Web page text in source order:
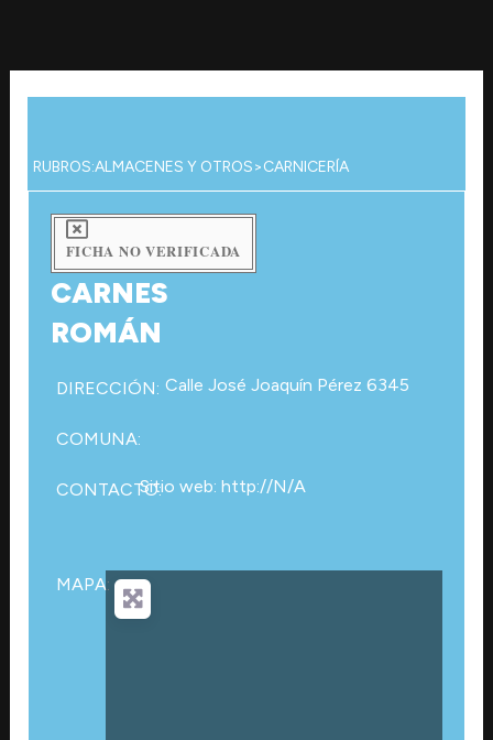
contenido
RUBROS:ALMACENES Y OTROS>CARNICERÍA
FICHA NO VERIFICADA
CARNES
ROMÁN
DIRECCIÓN: Calle José Joaquín Pérez 6345
COMUNA:
CONTACTO:Sitio web: http://N/A
MAPA: